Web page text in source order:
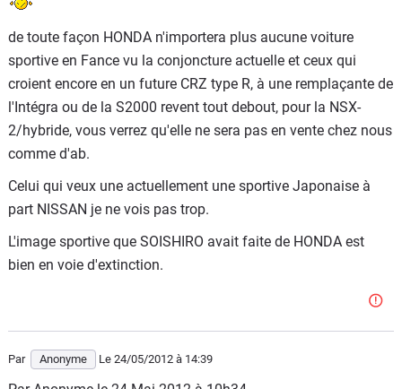
de toute façon HONDA n'importera plus aucune voiture
sportive en Fance vu la conjoncture actuelle et ceux qui
croient encore en un future CRZ type R, à une remplaçante de
l'Intégra ou de la S2000 revent tout debout, pour la NSX-
2/hybride, vous verrez qu'elle ne sera pas en vente chez nous
comme d'ab.
Celui qui veux une actuellement une sportive Japonaise à
part NISSAN je ne vois pas trop.
L'image sportive que SOISHIRO avait faite de HONDA est
bien en voie d'extinction.
Par Anonyme Le 24/05/2012 à 14:39